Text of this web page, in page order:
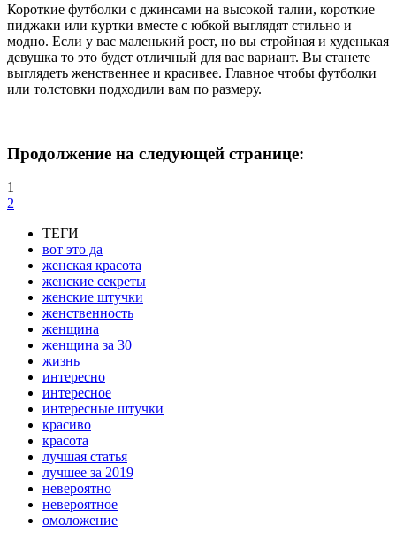
Короткие футболки с джинсами на высокой талии, короткие
пиджаки или куртки вместе с юбкой выглядят стильно и
модно. Если у вас маленький рост, но вы стройная и худенькая
девушка то это будет отличный для вас вариант. Вы станете
выглядеть женственнее и красивее. Главное чтобы футболки
или толстовки подходили вам по размеру.
Продолжение на следующей странице:
1
2
ТЕГИ
вот это да
женская красота
женские секреты
женские штучки
женственность
женщина
женщина за 30
жизнь
интересно
интересное
интересные штучки
красиво
красота
лучшая статья
лучшее за 2019
невероятно
невероятное
омоложение